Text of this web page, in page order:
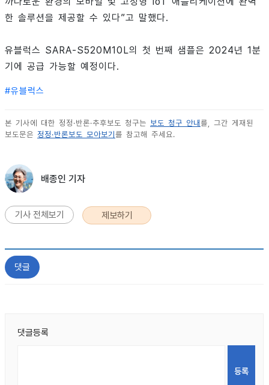
한 솔루션을 제공할 수 있다”고 말했다.
유블럭스 SARA-S520M10L의 첫 번째 샘플은 2024년 1분
기에 공급 가능할 예정이다.
#유블럭스
본 기사에 대한 정정·반론·추후보도 청구는 보도 청구 안내 를, 그간 게재된
보도문은 정정·반론보도 모아보기 를 참고해 주세요.
배종인 기자
기사 전체보기 제보하기
댓글
댓글등록